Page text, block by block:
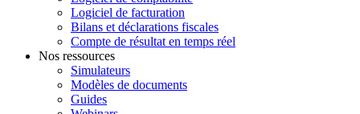
Logiciel de facturation
Bilans et déclarations fiscales
Compte de résultat en temps réel
Nos ressources
Simulateurs
Modèles de documents
Guides